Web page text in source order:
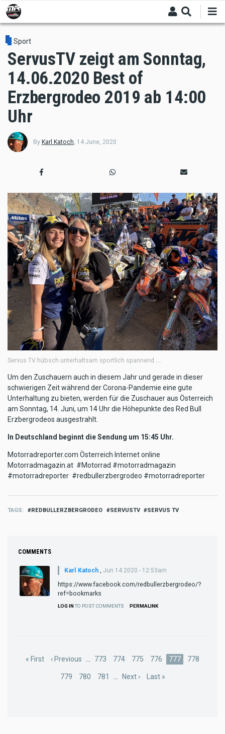
Skip
to
main
content
Sport
ServusTV zeigt am Sonntag,
14.06.2020 Best of
Erzbergrodeo 2019 ab 14:00
Uhr
By Karl Katoch 14 June, 2020
Servus TV hübsch unterhaltsam sportlich spannend ....
Um den Zuschauern auch in diesem Jahr und gerade in dieser
schwierigen Zeit während der Corona-Pandemie eine gute
Unterhaltung zu bieten, werden für die Zuschauer aus Österreich
am Sonntag, 14. Juni, um 14 Uhr die Höhepunkte des Red Bull
Erzbergrodeos ausgestrahlt.
In Deutschland beginnt die Sendung um 15:45 Uhr.
Motorradreporter.com Österreich Internet online
Motorradmagazin.at #Motorrad #motorradmagazin
#motorradreporter #redbullerzbergrodeo #motorradreporter
TAGS REDBULLERZBERGRODEO SERVUSTV SERVUS TV
COMMENTS
Karl Katoch Jun 14 2020 - 12:53am
https://www.facebook.com/redbullerzbergrodeo/?
ref=bookmarks
LOG IN TO POST COMMENTS PERMALINK
First
« First
Previous
‹ Previous … Page
773 Page
774 Page
775 Page
776
Current
777 Page
778
Page
779 Page
780 Page
781 …
Next
Next ›
Last
Last »